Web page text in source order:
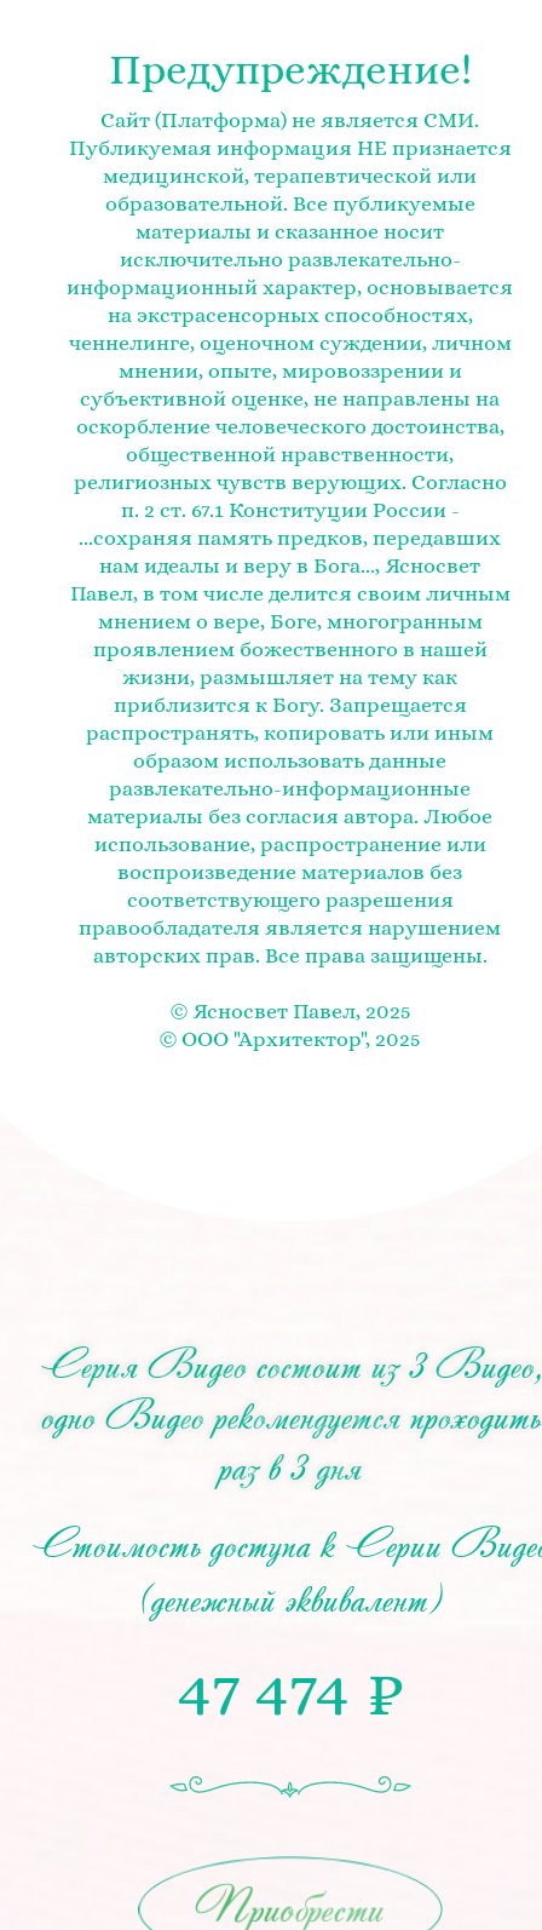
Предупреждение!
Сайт (Платформа) не является СМИ.
Публикуемая информация НЕ признается
медицинской, терапевтической или
образовательной. Все публикуемые
материалы и сказанное носит
исключительно развлекательно-
информационный характер, основывается
на экстрасенсорных способностях,
ченнелинге, оценочном суждении, личном
мнении, опыте, мировоззрении и
субъективной оценке, не направлены на
оскорбление человеческого достоинства,
общественной нравственности,
религиозных чувств верующих. Согласно
п. 2 ст. 67.1 Конституции России -
...сохраняя память предков, передавших
нам идеалы и веру в Бога..., Ясносвет
Павел, в том числе делится своим личным
мнением о вере, Боге, многогранным
проявлением божественного в нашей
жизни, размышляет на тему как
приблизится к Богу. Запрещается
распространять, копировать или иным
образом использовать данные
развлекательно-информационные
материалы без согласия автора. Любое
использование, распространение или
воспроизведение материалов без
соответствующего разрешения
правообладателя является нарушением
авторских прав. Все права защищены.
© Ясносвет Павел, 2025
© ООО "Архитектор", 2025
Серия Видео состоит из 3 Видео,
одно Видео рекомендуется проходить
раз в 3 дня
Стоимость доступа к Серии
(денежный эквивалент)
47 474 ₽
Приобрести